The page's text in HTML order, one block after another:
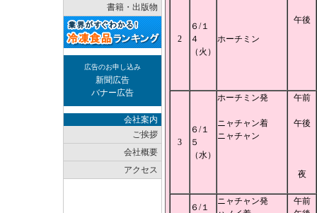
書籍・出版物
広告のお申し込み
新聞広告
バナー広告
会社案内
ご挨拶
会社概要
アクセス
2
６/１
４
（火）
ホーチミン
午後
3
６/１
５
（水）
ホーチミン発
ニャチャン着
ニャチャン
午前
午後
夜
６/１
ニャチャン発
午前